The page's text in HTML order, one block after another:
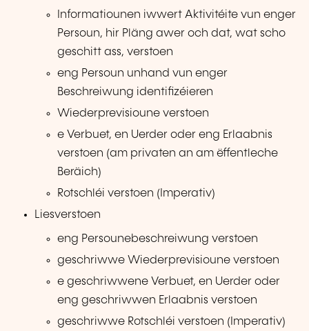
Informatiounen iwwert Aktivitéite vun enger
Persoun, hir Pläng awer och dat, wat scho
geschitt ass, verstoen
eng Persoun unhand vun enger
Beschreiwung identifizéieren
Wiederprevisioune verstoen
e Verbuet, en Uerder oder eng Erlaabnis
verstoen (am privaten an am ëffentleche
Beräich)
Rotschléi verstoen (Imperativ)
Liesverstoen
eng Persounebeschreiwung verstoen
geschriwwe Wiederprevisioune verstoen
e geschriwwene Verbuet, en Uerder oder
eng geschriwwen Erlaabnis verstoen
geschriwwe Rotschléi verstoen (Imperativ)